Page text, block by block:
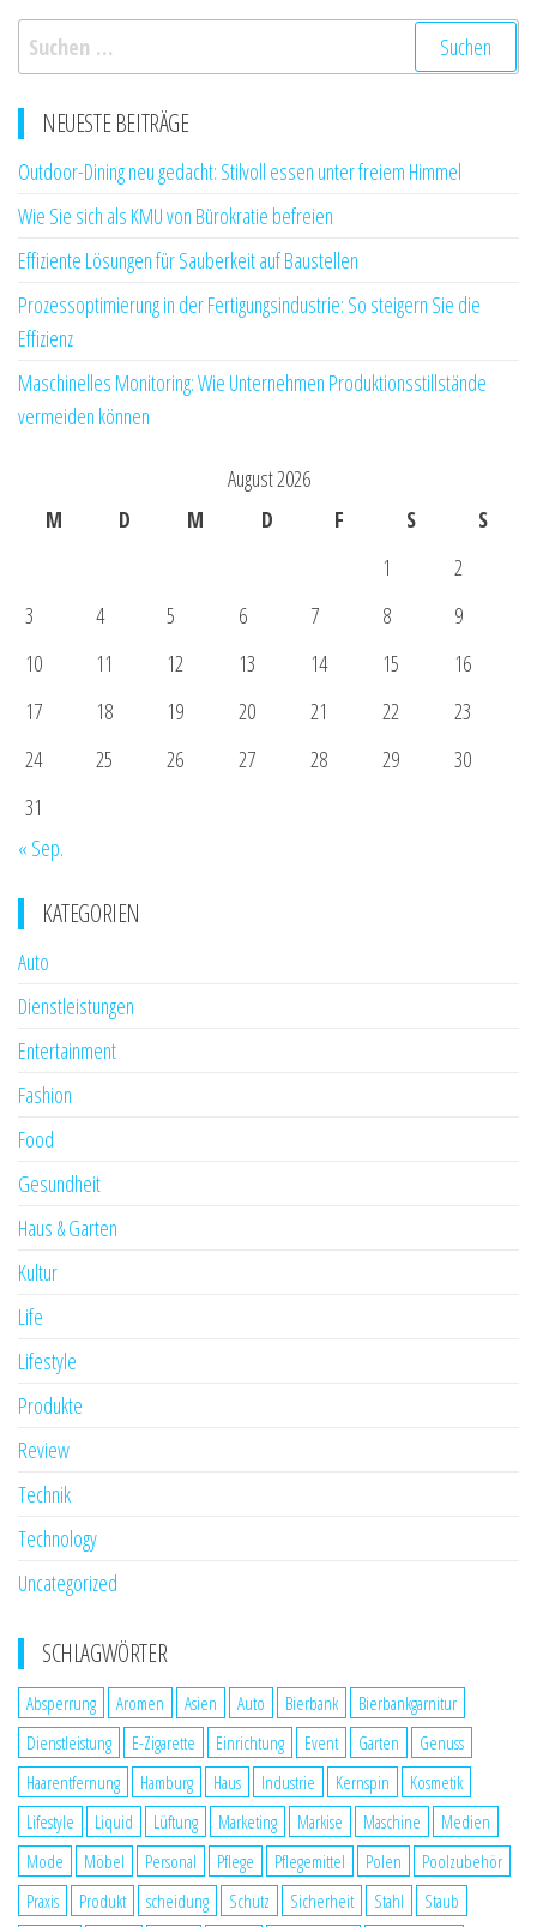
Suchen
nach:
NEUESTE BEITRÄGE
Outdoor-Dining neu gedacht: Stilvoll essen unter freiem Himmel
Wie Sie sich als KMU von Bürokratie befreien
Effiziente Lösungen für Sauberkeit auf Baustellen
Prozessoptimierung in der Fertigungsindustrie: So steigern Sie die
Effizienz
Maschinelles Monitoring: Wie Unternehmen Produktionsstillstände
vermeiden können
August 2026
M
D M D F S
S
1
2
3
4 5 6 7 8
9
10
11 12 13 14 15
16
17
18 19 20 21 22
23
24
25 26 27 28 29
30
31
« Sep.
KATEGORIEN
Auto
Dienstleistungen
Entertainment
Fashion
Food
Gesundheit
Haus & Garten
Kultur
Life
Lifestyle
Produkte
Review
Technik
Technology
Uncategorized
SCHLAGWÖRTER
Absperrung Aromen Asien Auto Bierbank
Bierbankgarnitur
Dienstleistung
E-Zigarette Einrichtung Event Garten
Genuss
Haarentfernung
Hamburg Haus Industrie Kernspin
Kosmetik
Lifestyle
Liquid Lüftung Marketing Markise Maschine
Medien
Mode
Möbel Personal Pflege Pflegemittel Polen
Poolzubehör
Praxis
Produkt scheidung Schutz Sicherheit Stahl Staub